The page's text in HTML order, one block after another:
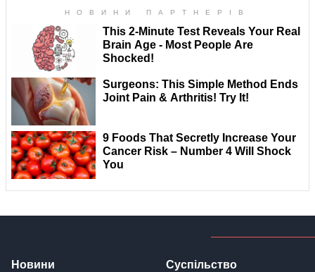
Новини Суспільство